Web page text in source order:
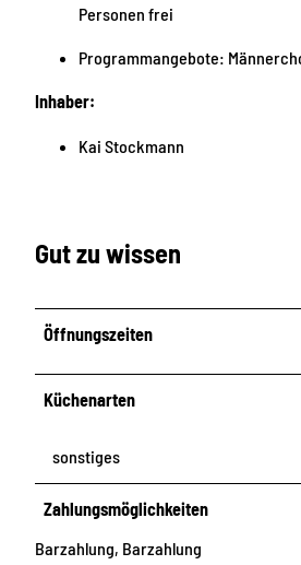
Personen frei
Programmangebote:
Inhaber:
Kai Stockmann
Gut zu wissen
Öffnungszeiten
Küchenarten
sonstiges
Zahlungsmöglichkeiten
Barzahlung, Barzahlung